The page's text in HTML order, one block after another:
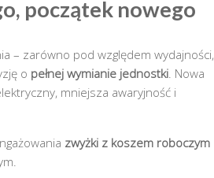
początek nowego
– zarówno pod względem wydajności,
o pełnej wymianie jednostki. Nowa
mniejsza awaryjność i
zwyżki z koszem roboczym